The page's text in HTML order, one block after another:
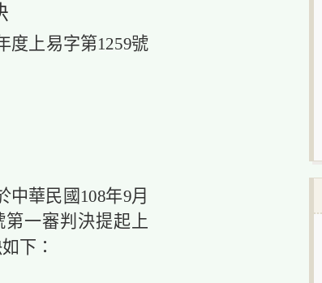
度上易字第1259號
中華民國108年9月
第一審判決提起上
下：